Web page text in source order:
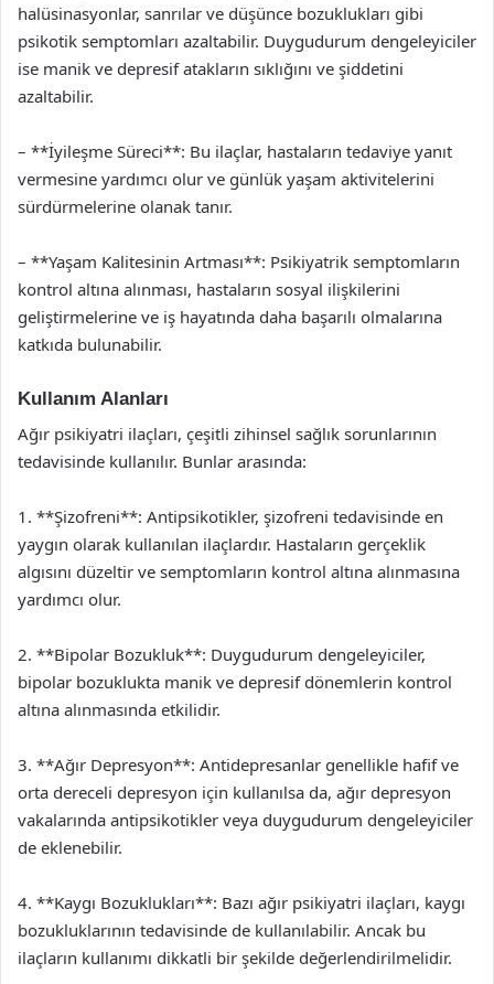
halüsinasyonlar, sanrılar ve düşünce bozuklukları gibi
psikotik semptomları azaltabilir. Duygudurum dengeleyiciler
ise manik ve depresif atakların sıklığını ve şiddetini
azaltabilir.
– **İyileşme Süreci**: Bu ilaçlar, hastaların tedaviye yanıt
vermesine yardımcı olur ve günlük yaşam aktivitelerini
sürdürmelerine olanak tanır.
– **Yaşam Kalitesinin Artması**: Psikiyatrik semptomların
kontrol altına alınması, hastaların sosyal ilişkilerini
geliştirmelerine ve iş hayatında daha başarılı olmalarına
katkıda bulunabilir.
Kullanım Alanları
Ağır psikiyatri ilaçları, çeşitli zihinsel sağlık sorunlarının
tedavisinde kullanılır. Bunlar arasında:
1. **Şizofreni**: Antipsikotikler, şizofreni tedavisinde en
yaygın olarak kullanılan ilaçlardır. Hastaların gerçeklik
algısını düzeltir ve semptomların kontrol altına alınmasına
yardımcı olur.
2. **Bipolar Bozukluk**: Duygudurum dengeleyiciler,
bipolar bozuklukta manik ve depresif dönemlerin kontrol
altına alınmasında etkilidir.
3. **Ağır Depresyon**: Antidepresanlar genellikle hafif ve
orta dereceli depresyon için kullanılsa da, ağır depresyon
vakalarında antipsikotikler veya duygudurum dengeleyiciler
de eklenebilir.
4. **Kaygı Bozuklukları**: Bazı ağır psikiyatri ilaçları, kaygı
bozukluklarının tedavisinde de kullanılabilir. Ancak bu
ilaçların kullanımı dikkatli bir şekilde değerlendirilmelidir.